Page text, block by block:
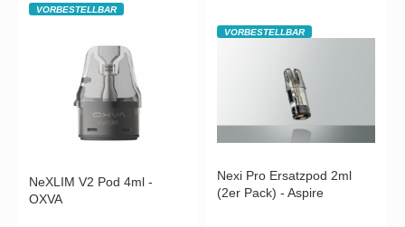
VORBESTELLBAR
NeXLIM V2 Pod 4ml -
OXVA
VORBESTELLBAR
Nexi Pro Ersatzpod 2ml
(2er Pack) - Aspire